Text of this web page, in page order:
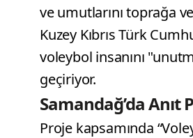
ve umutlarını toprağa
Kuzey Kıbrıs Türk
voleybol insanını
geçiriyor.
Samandağ’da Anıt
Proje kapsamında